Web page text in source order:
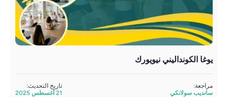
يوغا الكونداليني نيويورك
مراجعة:
سانديب سولانكي
تاريخ التحديث:
21 أغسطس 2025